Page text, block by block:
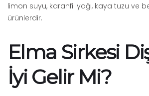
limon suyu, karanfil yağı, kaya tuzu ve
ürünlerdir.
Elma Sirkesi
İyi Gelir Mi?